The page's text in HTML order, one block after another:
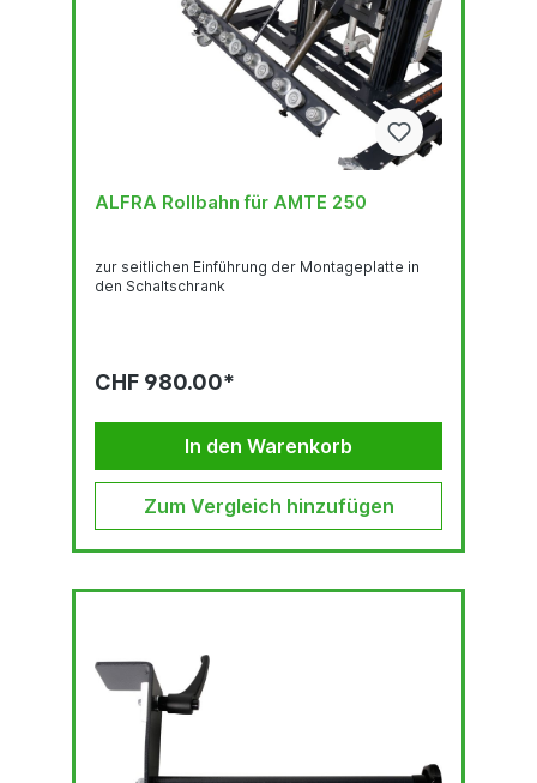
ALFRA Rollbahn für AMTE 250
zur seitlichen Einführung der Montageplatte in
den Schaltschrank
CHF 980.00*
In den Warenkorb
Zum Vergleich hinzufügen